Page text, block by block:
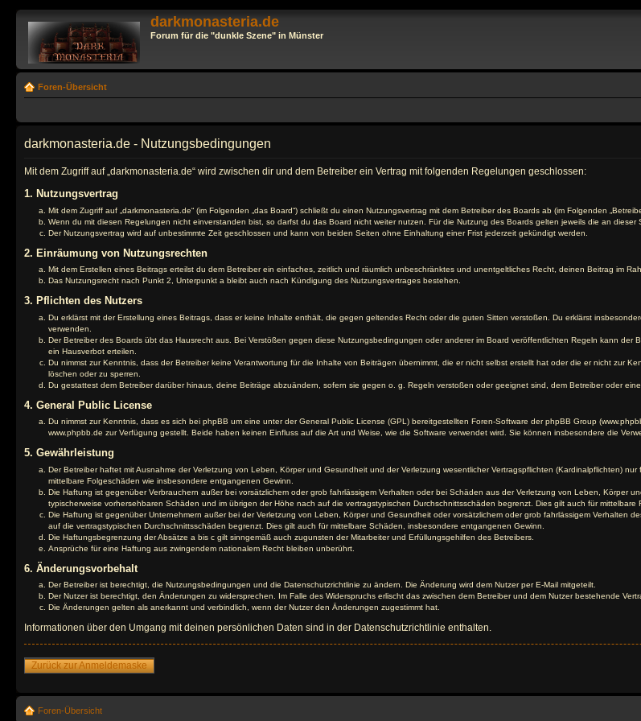
darkmonasteria.de
Forum für die "dunkle Szene" in Münster
Foren-Übersicht
darkmonasteria.de - Nutzungsbedingungen
Mit dem Zugriff auf „darkmonasteria.de“ wird zwischen dir und dem Betreiber ein Vertrag mit folgenden Regelungen geschlossen:
1. Nutzungsvertrag
Mit dem Zugriff auf „darkmonasteria.de“ (im Folgenden „das Board“) schließt du einen Nutzungsvertrag mit dem Betreiber des Boards ab (im Folgenden
Wenn du mit diesen Regelungen nicht einverstanden bist, so darfst du das Board nicht weiter nutzen. Für die Nutzung des Boards gelten jeweils die an dieser
Der Nutzungsvertrag wird auf unbestimmte Zeit geschlossen und kann von beiden Seiten ohne Einhaltung einer Frist jederzeit gekündigt werden.
2. Einräumung von Nutzungsrechten
Mit dem Erstellen eines Beitrags erteilst du dem Betreiber ein einfaches, zeitlich und räumlich unbeschränktes und unentgeltliches Recht, deinen Beitrag im
Das Nutzungsrecht nach Punkt 2, Unterpunkt a bleibt auch nach Kündigung des Nutzungsvertrages bestehen.
3. Pflichten des Nutzers
Du erklärst mit der Erstellung eines Beitrags, dass er keine Inhalte enthält, die gegen geltendes Recht oder die guten Sitten verstoßen. Du erklärst
verwenden.
Der Betreiber des Boards übt das Hausrecht aus. Bei Verstößen gegen diese Nutzungsbedingungen oder anderer im Board veröffentlichten Regeln kann
ein Hausverbot erteilen.
Du nimmst zur Kenntnis, dass der Betreiber keine Verantwortung für die Inhalte von Beiträgen übernimmt, die er nicht selbst erstellt hat oder die er nicht zur
löschen oder zu sperren.
Du gestattest dem Betreiber darüber hinaus, deine Beiträge abzuändern, sofern sie gegen o. g. Regeln verstoßen oder geeignet sind, dem Betreiber oder
4. General Public License
Du nimmst zur Kenntnis, dass es sich bei phpBB um eine unter der General Public License (GPL) bereitgestellten Foren-Software der phpBB Group
www.phpbb.de zur Verfügung gestellt. Beide haben keinen Einfluss auf die Art und Weise, wie die Software verwendet wird. Sie können insbesondere die
5. Gewährleistung
Der Betreiber haftet mit Ausnahme der Verletzung von Leben, Körper und Gesundheit und der Verletzung wesentlicher Vertragspflichten (Kardinalpflichten)
mittelbare Folgeschäden wie insbesondere entgangenen Gewinn.
Die Haftung ist gegenüber Verbrauchern außer bei vorsätzlichem oder grob fahrlässigem Verhalten oder bei Schäden aus der Verletzung von Leben, Körper
typischerweise vorhersehbaren Schäden und im übrigen der Höhe nach auf die vertragstypischen Durchschnittsschäden begrenzt. Dies gilt auch für
Die Haftung ist gegenüber Unternehmern außer bei der Verletzung von Leben, Körper und Gesundheit oder vorsätzlichem oder grob fahrlässigem Verhalten
auf die vertragstypischen Durchschnittsschäden begrenzt. Dies gilt auch für mittelbare Schäden, insbesondere entgangenen Gewinn.
Die Haftungsbegrenzung der Absätze a bis c gilt sinngemäß auch zugunsten der Mitarbeiter und Erfüllungsgehilfen des Betreibers.
Ansprüche für eine Haftung aus zwingendem nationalem Recht bleiben unberührt.
6. Änderungsvorbehalt
Der Betreiber ist berechtigt, die Nutzungsbedingungen und die Datenschutzrichtlinie zu ändern. Die Änderung wird dem Nutzer per E-Mail mitgeteilt.
Der Nutzer ist berechtigt, den Änderungen zu widersprechen. Im Falle des Widerspruchs erlischt das zwischen dem Betreiber und dem Nutzer bestehende
Die Änderungen gelten als anerkannt und verbindlich, wenn der Nutzer den Änderungen zugestimmt hat.
Informationen über den Umgang mit deinen persönlichen Daten sind in der Datenschutzrichtlinie enthalten.
Zurück zur Anmeldemaske
Foren-Übersicht